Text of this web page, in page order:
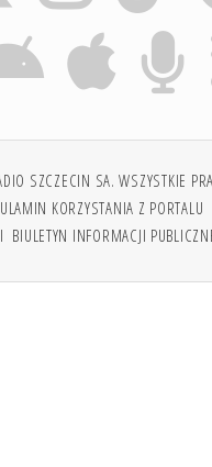
SZCZECIN SA. WSZYSTKIE
KORZYSTANIA Z PORTALU
BIULETYN INFORMACJI